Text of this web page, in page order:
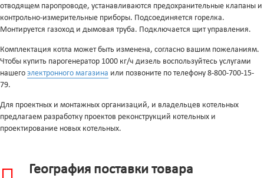
отводящем паропроводе, устанавливаются предохранительные клапаны и
контрольно-измерительные приборы. Подсоединяется горелка.
Монтируется газоход и дымовая труба. Подключается щит управления.
Комплектация котла может быть изменена, согласно вашим пожеланиям.
Чтобы купить парогенератор 1000 кг/ч дизель воспользуйтесь услугами
нашего электронного магазина или позвоните по телефону 8-800-700-15-
79.
Для проектных и монтажных организаций, и владельцев котельных
предлагаем разработку проектов реконструкций котельных и
проектирование новых котельных.
География поставки товара